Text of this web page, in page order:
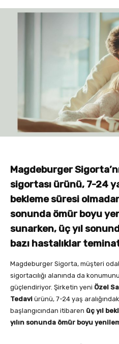
Magdeburger
sigortası ürünü, 7-24
bekleme süresi
sonunda ömür boyu
sunarken, üç yıl
bazı hastalıklar
Magdeburger Sigorta, müşteri
sigortacılığı alanında da
güçlendiriyor. Şirketin yeni Özel
Tedavi ürünü, 7-24 yaş
başlangıcından itibaren üç yıl
yılın sonunda ömür boyu